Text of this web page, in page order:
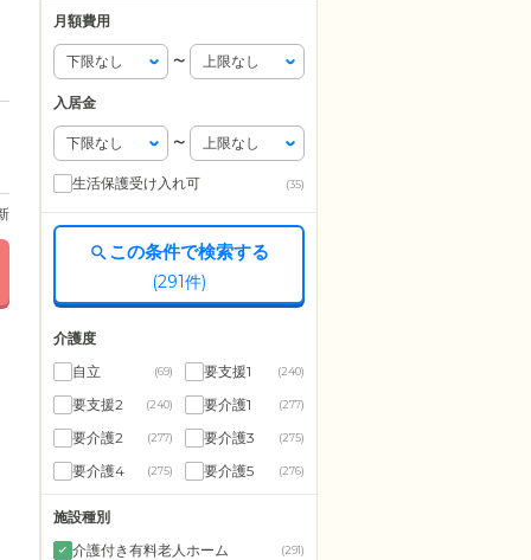
月額費用
〜
入居金
〜
生活保護受け入れ可 (35)
この条件で検索する
(291件)
介護度
自立
(69) 要支援1 (240)
要支援2 (240) 要介護1 (277)
要介護2 (277) 要介護3 (275)
要介護4 (275) 要介護5 (276)
施設種別
介護付き有料老人ホーム
(291)